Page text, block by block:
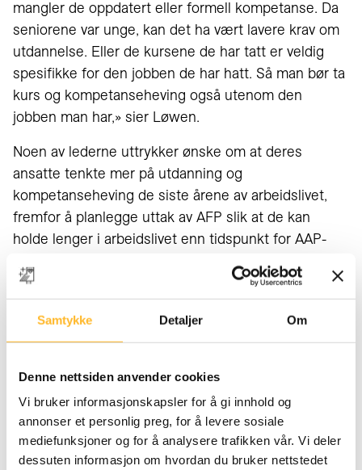
Samtykke Detaljer Om
Denne nettsiden anvender cookies
Vi bruker informasjonskapsler for å gi innhold og
annonser et personlig preg, for å levere sosiale
mediefunksjoner og for å analysere trafikken vår. Vi deler
dessuten informasjon om hvordan du bruker nettstedet
mangler de oppdatert eller formell kompetanse. Da
seniorene var unge, kan det ha vært lavere krav om
utdannelse. Eller de kursene de har tatt er veldig
spesifikke for den jobben de har hatt. Så man bør ta
kurs og kompetanseheving også utenom den
jobben man har,» sier Løwen.
Noen av lederne uttrykker ønske om at deres
ansatte tenkte mer på utdanning og
kompetanseheving de siste årene av arbeidslivet,
fremfor å planlegge uttak av AFP slik at de kan
holde lenger i arbeidslivet enn tidspunkt for AAP-
lederne støtter sine ansatte i å ta utdannelse med
tid og penger.
jobben
«De som skal rekruttere sier at det ofte er veldig
tydelig at eldre jobbsøkere ufrivillig har kommet i en